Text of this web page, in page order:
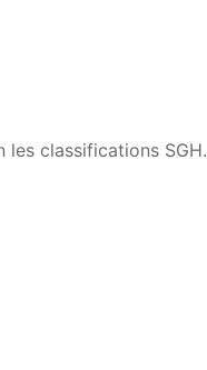
classifications SGH.